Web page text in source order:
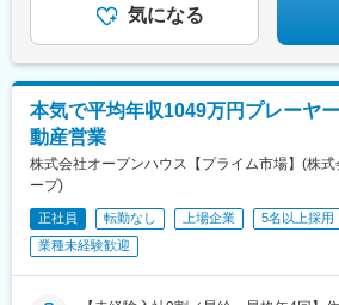
和田町駅、鷺沼駅、川崎駅、高津駅(神
テイション駅、南橋本駅、大和駅(神奈
橋駅、新船橋駅、公津の杜駅、柏駅、
印西牧の原駅、鉄道博物館駅、さいたま
宮駅、大宮駅(埼玉県)、東大宮駅、与野
斎橋駅、森ノ宮駅、長堀橋駅、近鉄日
屋橋駅、堺東駅、上野芝駅、西三荘駅、
気になる
本気で平均年収1049万円プレーヤ
動産営業
株式会社オープンハウス【プライム市場】(株
ープ)
正社員 転勤なし 上場企業 5名以上採用
業種未経験歓迎